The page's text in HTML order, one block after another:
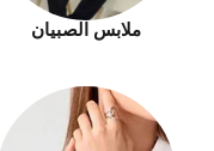
ملابس الصبيان